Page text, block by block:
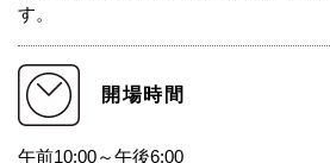
す。
開場時間
午前10:00～午後6:00